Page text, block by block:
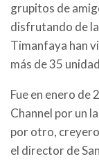
grupitos de
disfrutando de
Timanfaya han
más de 35
Fue en enero de
Channel por un
por otro,
el director de